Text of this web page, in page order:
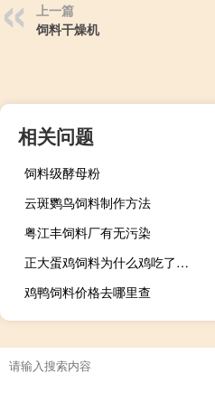
上一篇
饲料干燥机
相关问题
饲料级酵母粉
云斑鹦鸟饲料制作方法
粤江丰饲料厂有无污染
正大蛋鸡饲料为什么鸡吃了之后下软皮蛋
鸡鸭饲料价格去哪里查